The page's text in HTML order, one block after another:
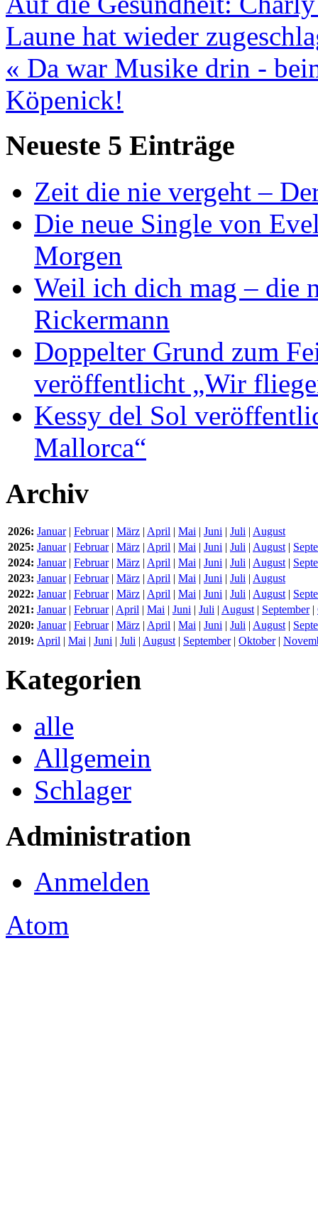
Laune hat wieder
« Da war Musike drin -
Köpenick!
Neueste 5 Einträge
Zeit die nie vergeht –
Die neue Single von
Morgen
Weil ich dich mag – die
Rickermann
Doppelter Grund zum
veröffentlicht „Wir
Kessy del Sol
Mallorca“
Archiv
2026: Januar| Februar| März | April | Mai | Juni | Juli | August
2025: Januar| Februar| März | April | Mai | Juni | Juli | August|
2024: Januar| Februar| März | April | Mai | Juni | Juli | August|
2023: Januar| Februar| März | April | Mai | Juni | Juli | August
2022: Januar| Februar| März | April | Mai | Juni | Juli | August|
2021: Januar| Februar| April | Mai | Juni | Juli | August| September|
2020: Januar| Februar| März | April | Mai | Juni | Juli | August|
2019: April | Mai | Juni | Juli | August| September| Oktober|
Kategorien
alle
Allgemein
Schlager
Administration
Anmelden
Atom